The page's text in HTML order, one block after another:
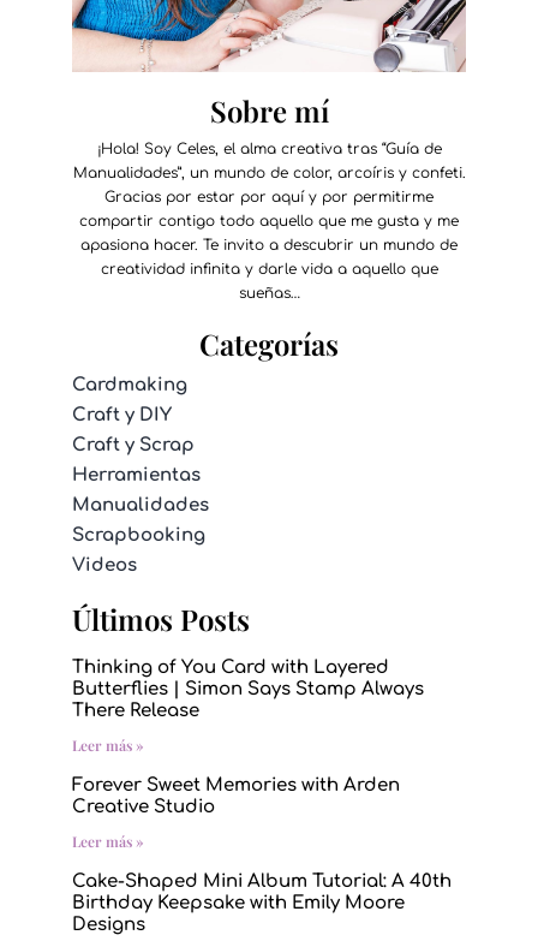
Sobre mí
¡Hola! Soy Celes, el alma creativa tras “Guía de
Manualidades”, un mundo de color, arcoíris y confeti.
Gracias por estar por aquí y por permitirme
compartir contigo todo aquello que me gusta y me
apasiona hacer. Te invito a descubrir un mundo de
creatividad infinita y darle vida a aquello que
sueñas…
Categorías
Cardmaking
Craft y DIY
Craft y Scrap
Herramientas
Manualidades
Scrapbooking
Videos
Últimos Posts
Thinking of You Card with Layered
Butterflies | Simon Says Stamp Always
There Release
Leer más »
Forever Sweet Memories with Arden
Creative Studio
Leer más »
Cake-Shaped Mini Album Tutorial: A 40th
Birthday Keepsake with Emily Moore
Designs